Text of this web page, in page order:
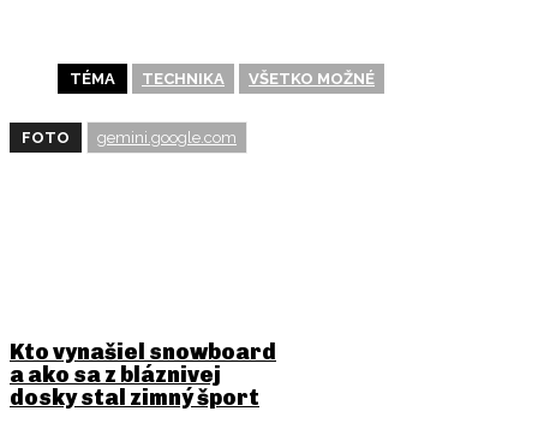
TÉMA TECHNIKA VŠETKO MOŽNÉ
FOTO gemini.google.com
Kto vynašiel snowboard
a ako sa z bláznivej
dosky stal zimný šport